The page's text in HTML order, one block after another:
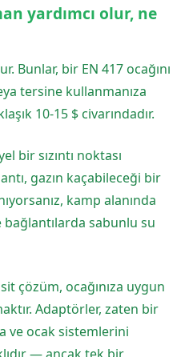
yardımcı olur, ne
Bunlar, bir EN 417 ocağını
tersine kullanmanıza
10-15 $ civarındadır.
bir sızıntı noktası
gazın kaçabileceği bir
kamp alanında
sabunlu su
çözüm, ocağınıza uygun
Adaptörler, zaten bir
ve ocak sistemlerini